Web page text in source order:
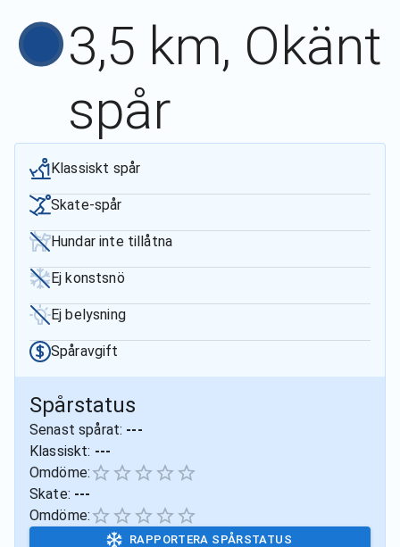
3,5 km, Okänt
spår
Klassiskt spår
Skate-spår
Hundar inte tillåtna
Ej konstsnö
Ej belysning
Spåravgift
Spårstatus
Senast spårat: ---
Klassiskt: ---
Omdöme:
Skate: ---
Omdöme:
RAPPORTERA SPÅRSTATUS